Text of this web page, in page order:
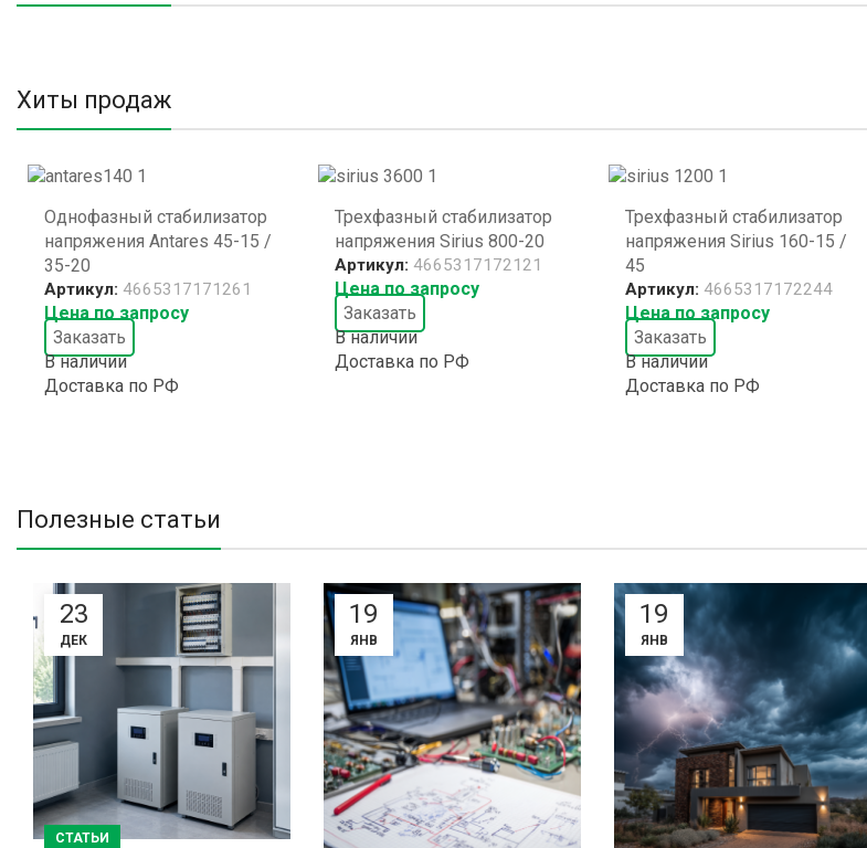
Хиты продаж
Однофазный стабилизатор
напряжения Antares 45-15 /
35-20
Артикул: 4665317171261
Цена по запросу
Заказать
В наличии
Доставка по РФ
Трехфазный стабилизатор
напряжения Sirius 800-20
Артикул: 4665317172121
Цена по запросу
Заказать
В наличии
Доставка по РФ
Трехфазный стабилизатор
напряжения Sirius 160-15 /
45
Артикул: 4665317172244
Цена по запросу
Заказать
В наличии
Доставка по РФ
Полезные статьи
23
ДЕК
СТАТЬИ
19
ЯНВ
19
ЯНВ